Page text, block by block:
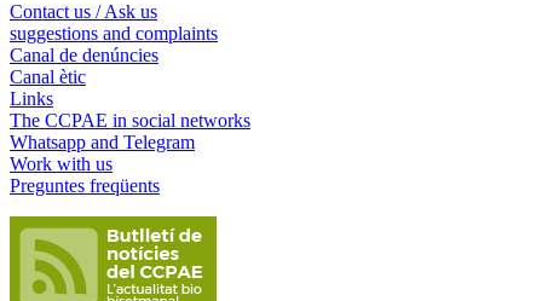
Contact us / Ask us
suggestions and complaints
Canal de denúncies
Canal ètic
Links
The CCPAE in social networks
Whatsapp and Telegram
Work with us
Preguntes freqüents